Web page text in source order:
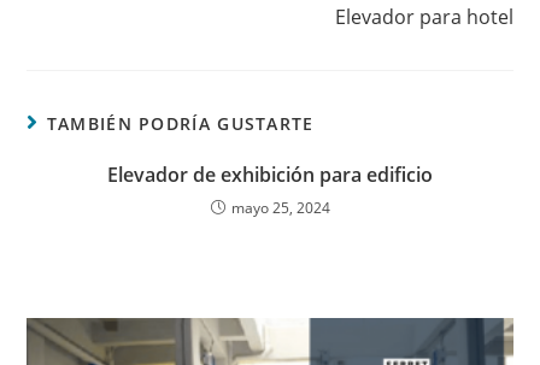
Elevador para hotel
TAMBIÉN PODRÍA GUSTARTE
Elevador de exhibición para edificio
mayo 25, 2024